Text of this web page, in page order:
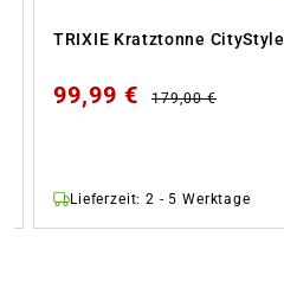
TRIXIE Kratztonne CityStyle
99,99 € 179,00 €
Lieferzeit: 2 - 5 Werktage